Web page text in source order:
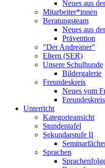
Neues aus
Mitarbeiter*innen
Beratungsteam
Neues aus
Prävention
"Der Andreaner"
Eltern (SER)
Unsere Schulhunde
Bildergalerie
Freundeskreis
Neues vom
Unterricht
Kategorieansicht
Stundentafel
Sekundarstufe II
Sprachen